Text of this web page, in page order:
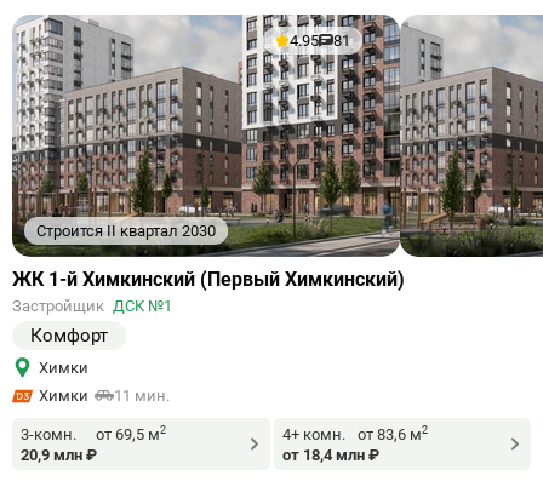
Строится II квартал 2030
4.95 81
Ссылка
объект
ЖК 1-й Химкинский (Первый Химкинский)
Застройщик ДСК №1
Комфорт
Химки
Химки
11 мин.
3-комн. от 69,5 м2
20,9 млн ₽
4+ комн. от 83,6 м2
от 18,4 млн ₽